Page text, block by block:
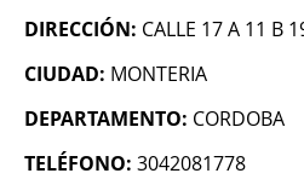
DIRECCIÓN: CALLE 17 A 11 B
CIUDAD: MONTERIA
DEPARTAMENTO: CORDOBA
TELÉFONO: 3042081778